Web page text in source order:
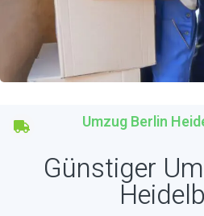
Umzug Berlin
Günstiger